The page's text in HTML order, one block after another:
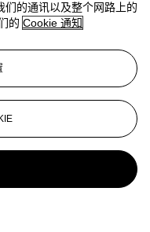
的通讯以及整个网路上的
的 Cookie 通知